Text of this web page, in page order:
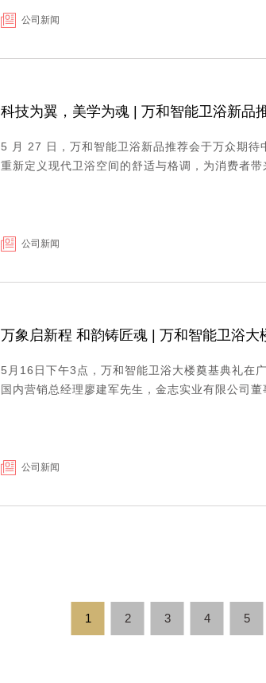
公司新闻
科技为翼，美学为魂 | 万和智能卫浴新品
5 月 27 日，万和智能卫浴新品推荐会于万众期待
重新定义现代卫浴空间的舒适与格调，为消费者
公司新闻
万象启新程 和韵铸匠魂 | 万和智能卫浴大
5月16日下午3点，万和智能卫浴大楼奠基典礼在
国内营销总经理廖建军先生，金志实业有限公司
公司新闻
1 2 3 4 5